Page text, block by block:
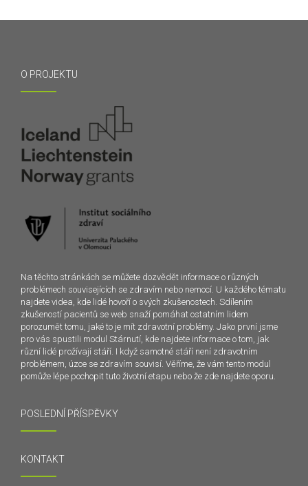
O PROJEKTU
Na těchto stránkách se můžete dozvědět informace o různých
problémech souvisejících se zdravím nebo nemocí. U každého tématu
najdete videa, kde lidé hovoří o svých zkušenostech. Sdílením
zkušeností pacientů se web snaží pomáhat ostatním lidem
porozumět tomu, jaké to je mít zdravotní problémy. Jako první jsme
pro vás spustili modul Stárnutí, kde najdete informace o tom, jak
různí lidé prožívají stáří. I když samotné stáří není zdravotním
problémem, úzce se zdravím souvisí. Věříme, že vám tento modul
pomůže lépe pochopit tuto životní etapu nebo že zde najdete oporu.
POSLEDNÍ PŘÍSPĚVKY
KONTAKT